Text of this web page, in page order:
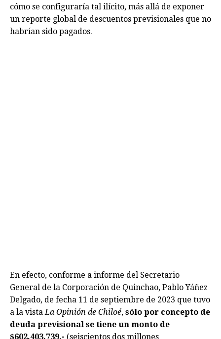
cómo se configuraría tal ilícito, más allá de exponer
un reporte global de descuentos previsionales que no
habrían sido pagados.
En efecto, conforme a informe del Secretario
General de la Corporación de Quinchao, Pablo Yáñez
Delgado, de fecha 11 de septiembre de 2023 que tuvo
a la vistaLa Opinión de Chiloé, sólo por concepto de
deuda previsional se tiene un monto de
$602.403.739.- (seiscientos dos millones